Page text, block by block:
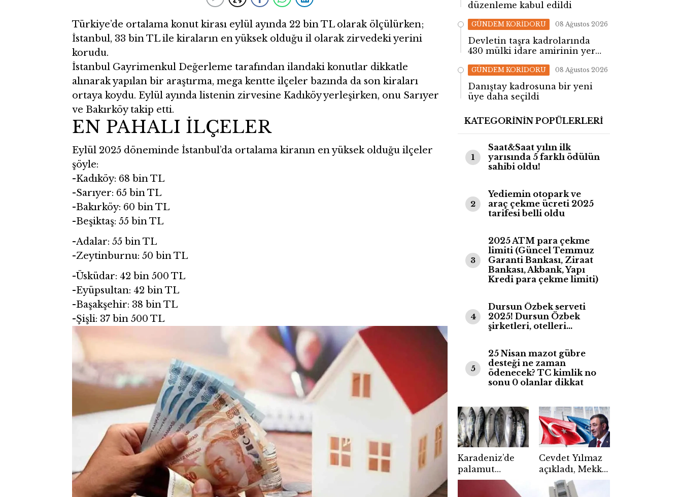
Türkiye’de ortalama konut kirası eylül ayında 22 bin TL olarak ölçülürken;
İstanbul, 33 bin TL ile kiraların en yüksek olduğu il olarak zirvedeki yerini
korudu.
İstanbul Gayrimenkul Değerleme tarafından ilandaki konutlar dikkatle
alınarak yapılan bir araştırma, mega kentte ilçeler bazında da son kiraları
ortaya koydu. Eylül ayında listenin zirvesine Kadıköy yerleşirken, onu Sarıyer
ve Bakırköy takip etti.
EN PAHALI İLÇELER
Eylül 2025 döneminde İstanbul’da ortalama kiranın en yüksek olduğu ilçeler
şöyle:
-Kadıköy: 68 bin TL
-Sarıyer: 65 bin TL
-Bakırköy: 60 bin TL
-Beşiktaş: 55 bin TL
-Adalar: 55 bin TL
-Zeytinburnu: 50 bin TL
-Üsküdar: 42 bin 500 TL
-Eyüpsultan: 42 bin TL
-Başakşehir: 38 bin TL
-Şişli: 37 bin 500 TL
düzenleme kabul edildi
GÜNDEM KORİDORU 08 Ağustos 2026
Devletin taşra kadrolarında
430 mülki idare amirinin yeri
GÜNDEM KORİDORU 08 Ağustos 2026
Danıştay kadrosuna bir yeni
üye daha seçildi
KATEGORİNİN POPÜLERLERİ
1
Saat&Saat yılın ilk
yarısında 5 farklı ödülün
sahibi oldu!
2
Yediemin otopark ve
araç çekme ücreti 2025
tarifesi belli oldu
3
2025 ATM para çekme
limiti (Güncel Temmuz
Garanti Bankası, Ziraat
Bankası, Akbank, Yapı
Kredi para çekme limiti)
4
Dursun Özbek serveti
2025! Dursun Özbek
şirketleri, otelleri…
5
25 Nisan mazot gübre
desteği ne zaman
ödenecek? TC kimlik no
sonu 0 olanlar dikkat
Karadeniz’de
palamut
umudu
Cevdet Yılmaz
açıkladı, Mekke
Anlaşması
NATO’ya